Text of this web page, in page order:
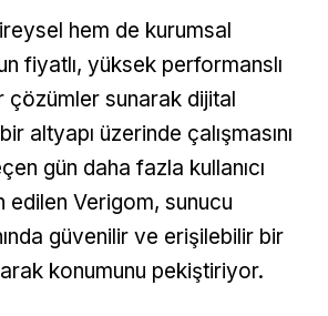
hem de kurumsal
fiyatlı, yüksek performanslı
çözümler sunarak dijital
altyapı üzerinde çalışmasını
gün daha fazla kullanıcı
edilen Verigom, sunucu
güvenilir ve erişilebilir bir
konumunu pekiştiriyor.